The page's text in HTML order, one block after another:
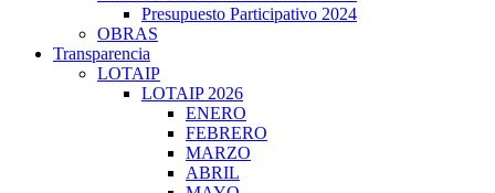
Presupuesto Participativo 2024
OBRAS
Transparencia
LOTAIP
LOTAIP 2026
ENERO
FEBRERO
MARZO
ABRIL